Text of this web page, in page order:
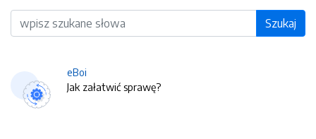
Wyszukiwarka Szukaj
eBoi
Jak załatwić sprawę?